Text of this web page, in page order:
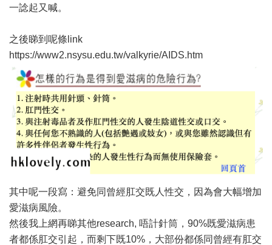
一諗起又喊。
之後睇到呢條link
https://www2.nsysu.edu.tw/valkyrie/AIDS.htm
其中呢一段寫：避免同曾經肛交既人性交，因為會大幅增加
愛滋病風險。
然後我上網再睇其他research, 唔計針筒，90%既愛滋病患
者都係肛交引起，而剩下既10%，大部份都係同曾經有肛交